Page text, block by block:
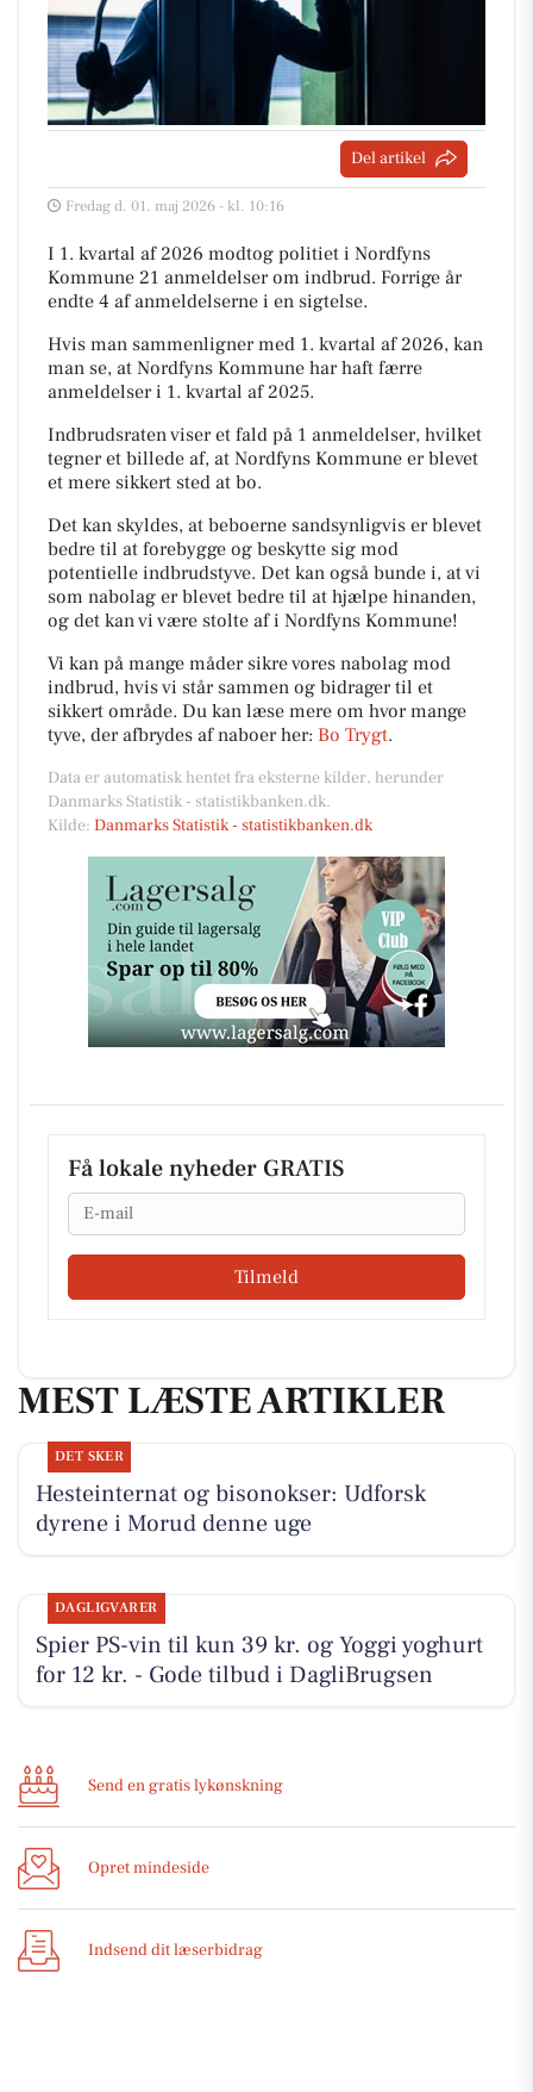
Del artikel
Fredag d. 01. maj 2026 - kl. 10:16
I 1. kvartal af 2026 modtog politiet i Nordfyns
Kommune 21 anmeldelser om indbrud. Forrige år
endte 4 af anmeldelserne i en sigtelse.
Hvis man sammenligner med 1. kvartal af 2026, kan
man se, at Nordfyns Kommune har haft færre
anmeldelser i 1. kvartal af 2025.
Indbrudsraten viser et fald på 1 anmeldelser, hvilket
tegner et billede af, at Nordfyns Kommune er blevet
et mere sikkert sted at bo.
Det kan skyldes, at beboerne sandsynligvis er blevet
bedre til at forebygge og beskytte sig mod
potentielle indbrudstyve. Det kan også bunde i, at vi
som nabolag er blevet bedre til at hjælpe hinanden,
og det kan vi være stolte af i Nordfyns Kommune!
Vi kan på mange måder sikre vores nabolag mod
indbrud, hvis vi står sammen og bidrager til et
sikkert område. Du kan læse mere om hvor mange
tyve, der afbrydes af naboer her: Bo Trygt.
Data er automatisk hentet fra eksterne kilder, herunder
Danmarks Statistik - statistikbanken.dk.
Kilde: Danmarks Statistik - statistikbanken.dk
Få lokale nyheder GRATIS
Email
Tilmeld
MEST LÆSTE ARTIKLER
DET SKER
Hesteinternat og bisonokser: Udforsk
dyrene i Morud denne uge
DAGLIGVARER
Spier PS-vin til kun 39 kr. og Yoggi yoghurt
for 12 kr. - Gode tilbud i DagliBrugsen
Send en gratis lykønskning
Opret mindeside
Indsend dit læserbidrag